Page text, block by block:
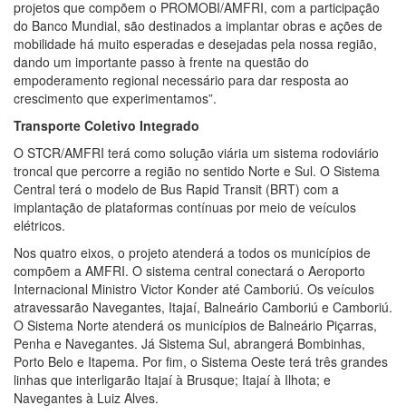
projetos que compõem o PROMOBI/AMFRI, com a participação
do Banco Mundial, são destinados a implantar obras e ações de
mobilidade há muito esperadas e desejadas pela nossa região,
dando um importante passo à frente na questão do
empoderamento regional necessário para dar resposta ao
crescimento que experimentamos”.
Transporte Coletivo Integrado
O STCR/AMFRI terá como solução viária um sistema rodoviário
troncal que percorre a região no sentido Norte e Sul. O Sistema
Central terá o modelo de Bus Rapid Transit (BRT) com a
implantação de plataformas contínuas por meio de veículos
elétricos.
Nos quatro eixos, o projeto atenderá a todos os municípios de
compõem a AMFRI. O sistema central conectará o Aeroporto
Internacional Ministro Victor Konder até Camboriú. Os veículos
atravessarão Navegantes, Itajaí, Balneário Camboriú e Camboriú.
O Sistema Norte atenderá os municípios de Balneário Piçarras,
Penha e Navegantes. Já Sistema Sul, abrangerá Bombinhas,
Porto Belo e Itapema. Por fim, o Sistema Oeste terá três grandes
linhas que interligarão Itajaí à Brusque; Itajaí à Ilhota; e
Navegantes à Luiz Alves.